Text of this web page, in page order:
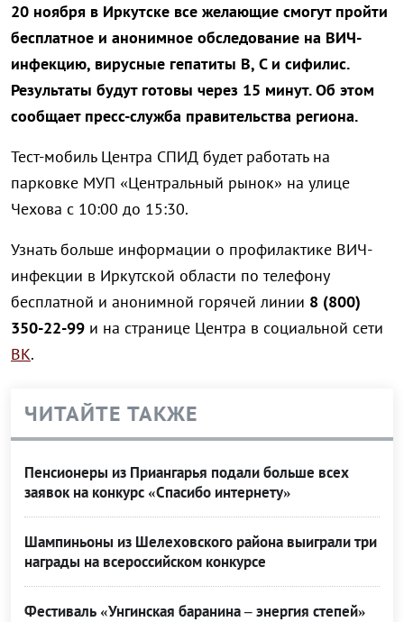
20 ноября в Иркутске все желающие смогут пройти
бесплатное и анонимное обследование на ВИЧ-
инфекцию, вирусные гепатиты В, С и сифилис.
Результаты будут готовы через 15 минут. Об этом
сообщает пресс-служба правительства региона.
Тест-мобиль Центра СПИД будет работать на
парковке МУП «Центральный рынок» на улице
Чехова с 10:00 до 15:30.
Узнать больше информации о профилактике ВИЧ-
инфекции в Иркутской области по телефону
бесплатной и анонимной горячей линии 8 (800)
350-22-99 и на странице Центра в социальной сети
ВК.
ЧИТАЙТЕ ТАКЖЕ
Пенсионеры из Приангарья подали больше всех
заявок на конкурс «Спасибо интернету»
Шампиньоны из Шелеховского района выиграли три
награды на всероссийском конкурсе
Фестиваль «Унгинская баранина – энергия степей»